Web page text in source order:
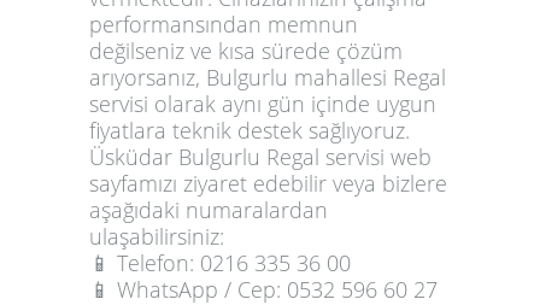
performansından memnun
değilseniz ve kısa sürede çözüm
arıyorsanız, Bulgurlu mahallesi Regal
servisi olarak aynı gün içinde uygun
fiyatlara teknik destek sağlıyoruz.
Üsküdar Bulgurlu Regal servisi web
sayfamızı ziyaret edebilir veya bizlere
aşağıdaki numaralardan
ulaşabilirsiniz:
📱 Telefon: 0216 335 36 00
📱 WhatsApp / Cep: 0532 596 60 27